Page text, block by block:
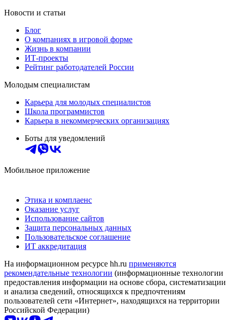
Новости и статьи
Блог
О компаниях в игровой форме
Жизнь в компании
ИТ-проекты
Рейтинг работодателей России
Молодым специалистам
Карьера для молодых специалистов
Школа программистов
Карьера в некоммерческих организациях
Боты для уведомлений
Мобильное приложение
Этика и комплаенс
Оказание услуг
Использование сайтов
Защита персональных данных
Пользовательское соглашение
ИТ аккредитация
На информационном ресурсе hh.ru применяются
рекомендательные технологии (информационные технологии
предоставления информации на основе сбора, систематизации
и анализа сведений, относящихся к предпочтениям
пользователей сети «Интернет», находящихся на территории
Российской Федерации)